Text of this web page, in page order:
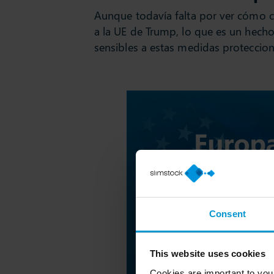
Consent
This website uses cookies
Aunque todavía falta por ver cómo
a la UE de Trump, lo que es un
sensibles a estas medidas